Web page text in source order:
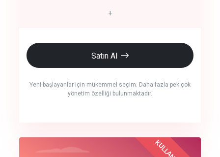
+
Satın Al
Yeni başlayanlar için mükemmel seçim. Daha fazla pek çok
yönetim özelliği bulunmaktadır.
crm auto cync